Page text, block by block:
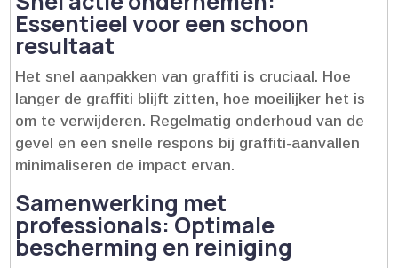
Essentieel voor een schoon
resultaat
Het snel aanpakken van graffiti is cruciaal.​ Hoe
langer de graffiti blijft zitten, hoe moeilijker het is
om te verwijderen.​ Regelmatig onderhoud van de
gevel en een snelle respons bij graffiti-aanvallen
minimaliseren de impact ervan.​
Samenwerking met
professionals: Optimale
bescherming en reiniging